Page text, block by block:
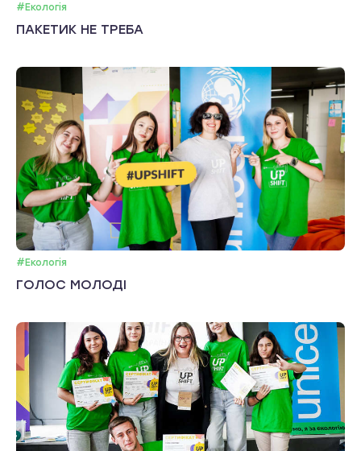
#Екологія
ПАКЕТИК НЕ ТРЕБА
#Екологія
ГОЛОС МОЛОДІ